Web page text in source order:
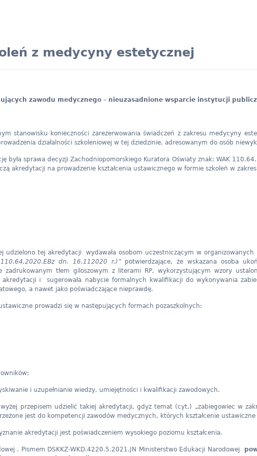
z medycyny estetycznej
zawodu medycznego – nieuzasadnione wsparcie instytucji
stanowisku konieczności zarezerwowania świadczeń z zakresu medycyny
działalności szkoleniowej w tej dziedzinie, adresowanym do osób
była sprawa decyzji Zachodniopomorskiego Kuratora Oświaty znak: WAK
akredytacji na prowadzenie kształcenia ustawicznego w formie szkoleń w
udzielono tej akredytacji wydawała osobom uczestniczącym w
dn. 16.112020 r.)” potwierdzające, że wskazana osoba
tłem giloszowym z literami RP, wykorzystującym wzory
i sugerowała nabycie formalnych kwalifikacji do wykonywania
a nawet jako poświadczające nieprawdę.
prowadzi się w następujących formach pozaszkolnych:
i uzupełnianie wiedzy, umiejętności i kwalifikacji zawodowych.
przepisem udzielić takiej akredytacji, gdyż temat (cyt.) „zabiegowiec w
jest do kompetencji zawodów medycznych, których kształcenie
akredytacji jest poświadczeniem wysokiego poziomu kształcenia.
. Pismem DSKKZ-WKD.4220.5.2021.JN Ministerstwo Edukacji Narodowej